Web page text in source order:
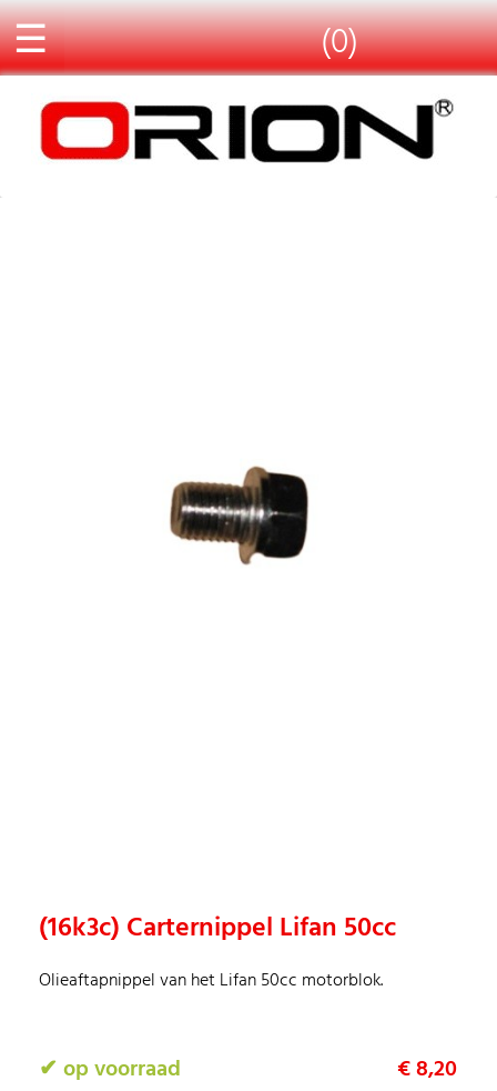
☰ (0)
(16k3c) Carternippel Lifan 50cc
Olieaftapnippel van het Lifan 50cc motorblok.
✔ op voorraad € 8,20